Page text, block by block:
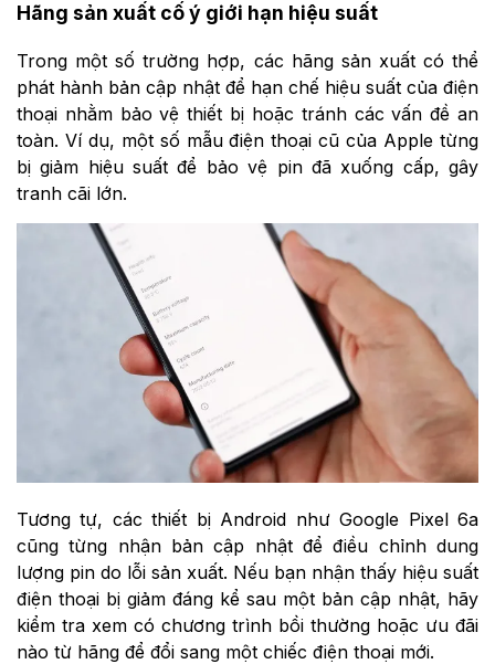
Hãng sản xuất cố ý giới hạn hiệu suất
Trong một số trường hợp, các hãng sản xuất có thể
phát hành bản cập nhật để hạn chế hiệu suất của điện
thoại nhằm bảo vệ thiết bị hoặc tránh các vấn đề an
toàn. Ví dụ, một số mẫu điện thoại cũ của Apple từng
bị giảm hiệu suất để bảo vệ pin đã xuống cấp, gây
tranh cãi lớn.
Tương tự, các thiết bị Android như Google Pixel 6a
cũng từng nhận bản cập nhật để điều chỉnh dung
lượng pin do lỗi sản xuất. Nếu bạn nhận thấy hiệu suất
điện thoại bị giảm đáng kể sau một bản cập nhật, hãy
kiểm tra xem có chương trình bồi thường hoặc ưu đãi
nào từ hãng để đổi sang một chiếc điện thoại mới.